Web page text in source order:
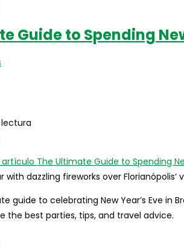
Brazil:Guide to Spending
with dazzling fireworks over
guide to celebrating New Year’s Eve in
the best parties, tips, and travel advice.